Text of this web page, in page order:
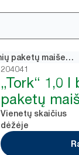
„Tork“ 1,0 l balti higieninių paketų maišeliai
204041
„Tork“ 1,0
paketų
Vienetų skaičius
dėžėje